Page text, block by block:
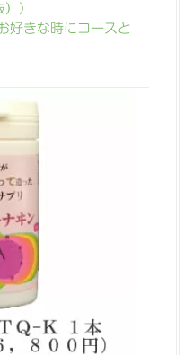
）
好きな時にコースと